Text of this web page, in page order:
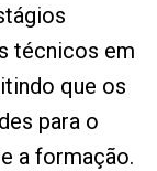
técnicos em
que os
para o
a formação.